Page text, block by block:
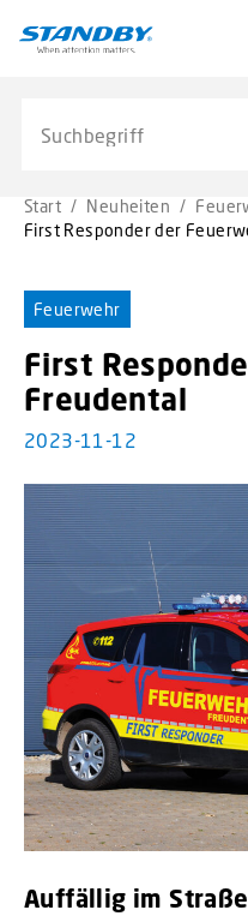
k
a
i
o
n
t
e
n
Start / Neuheiten /
First Responder der
Feuerwehr
First
Freudental
2023-11-12
Auffällig im